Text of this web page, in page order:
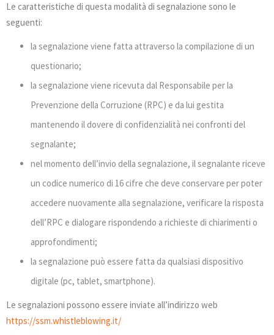
Le caratteristiche di questa modalità di segnalazione sono le
seguenti:
la segnalazione viene fatta attraverso la compilazione di un
questionario;
la segnalazione viene ricevuta dal Responsabile per la
Prevenzione della Corruzione (RPC) e da lui gestita
mantenendo il dovere di confidenzialità nei confronti del
segnalante;
nel momento dell’invio della segnalazione, il segnalante riceve
un codice numerico di 16 cifre che deve conservare per poter
accedere nuovamente alla segnalazione, verificare la risposta
dell’RPC e dialogare rispondendo a richieste di chiarimenti o
approfondimenti;
la segnalazione può essere fatta da qualsiasi dispositivo
digitale (pc, tablet, smartphone).
Le segnalazioni possono essere inviate all’indirizzo web
https://ssm.whistleblowing.it/